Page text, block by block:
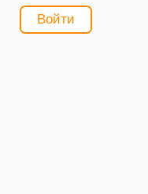
Войти